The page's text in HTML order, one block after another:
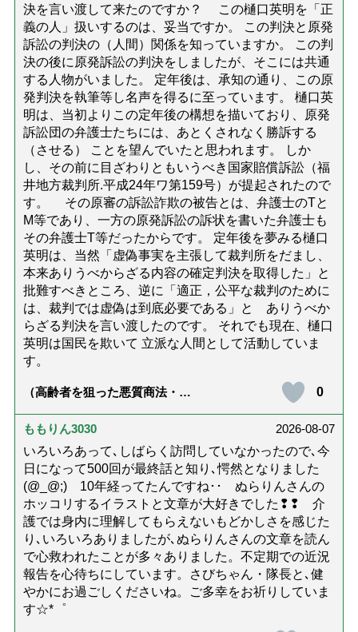
決を言い渡して来たのですか？ この樋口英明を「正
義の人」扱いするのは、妥当ですか。 この判決と原発
訴訟の判決の（人間）関係を知っていますか。 この判
決の後に原発訴訟の判決をしましたが、そこには共通
する人物がいました。 定年後は、承知の通り、この原
発判決を執筆等し名声を得るに至っています。 樋口英
明は、当初よりこの定年後の構想を描いており、原発
訴訟団の弁護士たちには、あとくされなく勝訴する
（させる） ことを望んでいたと思われます。 しか
し、その前に目ざわりともいうべき国家賠償訴訟（福
井地方裁判所.平成24年ワ第159号）が提起されたので
す。 その原審の訴訟詐欺の被告とは、弁護士のTと
M等であり、一方の原発訴訟の訴状を書いた弁護士も
その弁護士T等だったからです。 定年後を夢みる樋口
英明は、当然「虚偽事実を主張して裁判所をだまし、
本来ありうべからざる内容の確定判決を取得した」と
批難すべきところ、逆に「適正，公平な裁判のために
は、裁判では虚偽は到底必要である」と ありうべか
らざる判決を言い渡したのです。 それでも現在、樋口
英明は国民を欺いて 立派な人間として活動していま
す。
（高齢者を狙った悪質商法・訪
ないための4つの対策「騙されや
すい人の特徴は？」【社会福祉
0
ももりん3030
2026-08-07
いろいろあって､しばらく訪問していなかったので､今
日になって500回が最終話と知り､愕然となりました
(@_@;) 10年経ってたんですね･･ ぬらりんさんの
ホッコリするイラストと文章が大好きでした❢❢ 介
護では身内に理解してもらえないもどかしさを感じた
り､いろいろありましたが､ぬらりんさんの文章を読ん
で心救われたことが多々ありました。不定期での近況
報告を心待ちにしています。さびちゃん・隊長と､健
やかにお過ごしくださいね。ご多幸をお祈りしていま
す☆*゜